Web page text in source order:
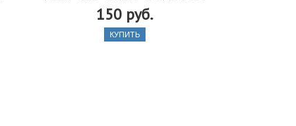
150 руб.
КУПИТЬ